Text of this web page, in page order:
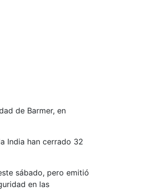
de Barmer, en
India han cerrado 32
sábado, pero emitió
en las